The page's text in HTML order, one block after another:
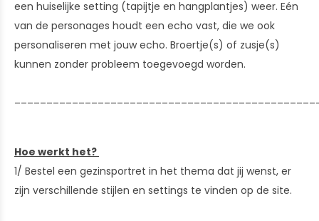
een huiselijke setting (tapijtje en hangplantjes) weer. Eén
van de personages houdt een echo vast, die we ook
personaliseren met jouw echo. Broertje(s) of zusje(s)
kunnen zonder probleem toegevoegd worden.
Hoe werkt het?
1/ Bestel een gezinsportret in het thema dat jij wenst, er
zijn verschillende stijlen en settings te vinden op de site.